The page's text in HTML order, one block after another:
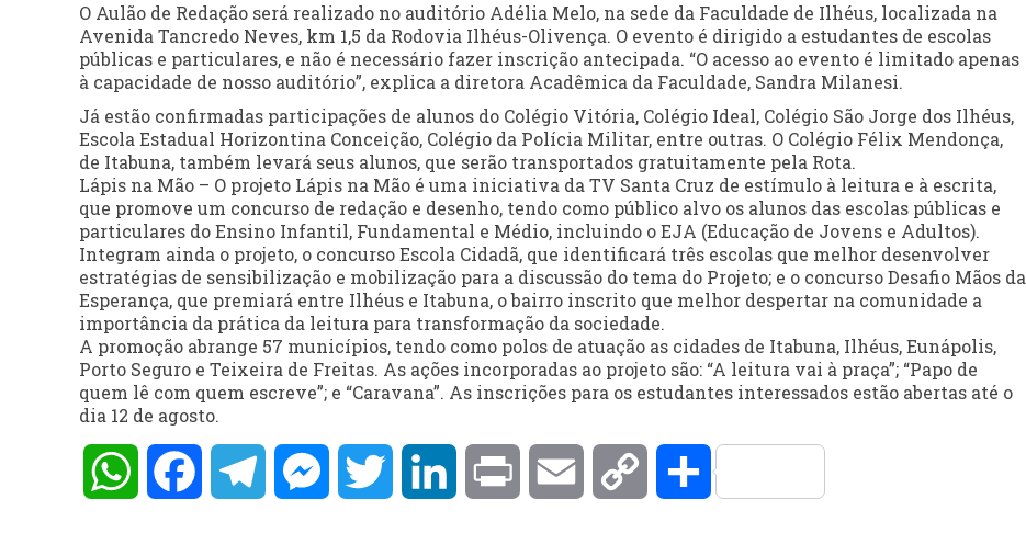
O Aulão de Redação será realizado no auditório Adélia Melo, na sede da Faculdade de Ilhéus, localizada na
Avenida Tancredo Neves, km 1,5 da Rodovia Ilhéus-Olivença. O evento é dirigido a estudantes de escolas
públicas e particulares, e não é necessário fazer inscrição antecipada. “O acesso ao evento é limitado apenas
à capacidade de nosso auditório”, explica a diretora Acadêmica da Faculdade, Sandra Milanesi.
Já estão confirmadas participações de alunos do Colégio Vitória, Colégio Ideal, Colégio São Jorge dos Ilhéus,
Escola Estadual Horizontina Conceição, Colégio da Polícia Militar, entre outras. O Colégio Félix Mendonça,
de Itabuna, também levará seus alunos, que serão transportados gratuitamente pela Rota.
Lápis na Mão – O projeto Lápis na Mão é uma iniciativa da TV Santa Cruz de estímulo à leitura e à escrita,
que promove um concurso de redação e desenho, tendo como público alvo os alunos das escolas públicas e
particulares do Ensino Infantil, Fundamental e Médio, incluindo o EJA (Educação de Jovens e Adultos).
Integram ainda o projeto, o concurso Escola Cidadã, que identificará três escolas que melhor desenvolver
estratégias de sensibilização e mobilização para a discussão do tema do Projeto; e o concurso Desafio Mãos da
Esperança, que premiará entre Ilhéus e Itabuna, o bairro inscrito que melhor despertar na comunidade a
importância da prática da leitura para transformação da sociedade.
A promoção abrange 57 municípios, tendo como polos de atuação as cidades de Itabuna, Ilhéus, Eunápolis,
Porto Seguro e Teixeira de Freitas. As ações incorporadas ao projeto são: “A leitura vai à praça”; “Papo de
quem lê com quem escreve”; e “Caravana”. As inscrições para os estudantes interessados estão abertas até o
dia 12 de agosto.
WhatsAppFacebookTelegramMessengerTwitter LinkedInPrint Email Copy Compartilhar